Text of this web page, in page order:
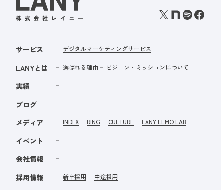
サービス デジタルマーケティングサービス
LANYとは 選ばれる理由 ビジョン・ミッションについて
実績
ブログ
メディア
INDEX RING CULTURE LANY LLMO LAB
イベント
会社情報
採用情報
新卒採用 中途採用